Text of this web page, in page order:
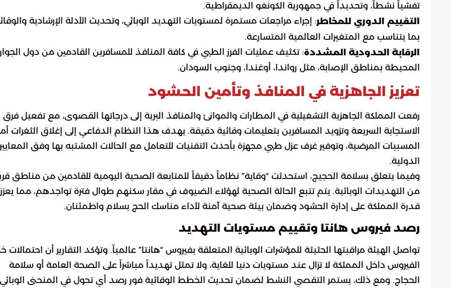
تفشياً نشطاً، وتحديداً في جمهورية الكونغو الديمقراطية.
التقييم الدوري للمخاطر: إجراء مراجعات مستمرة لمستويات التهديد الوبائي، وتحديث الأدلة الإرشادية
بما يتناسب مع المتغيرات العالمية المتسارعة.
الرقابة الحدودية المشددة: تكثيف عمليات الفرز الطبي في كافة المنافذ للمسافرين القادمين من دول الجوار
المحيطة بمناطق الإصابة، مثل رواندا، أوغندا، وجنوب السودان.
تعزيز الجاهزية في المنافذ وتأمين الحشود
رفعت المملكة الجاهزية التشغيلية في المطارات والموانئ والمنافذ البرية إلى درجاتها القصوى، مع تفعيل فرق
الاستجابة السريعة وتزويد المسافرين بتعليمات وقائية دقيقة. يهدف هذا النظام الدفاعي إلى إغلاق الثغرات
المسببات المرضية، وتوفير غرف عزل طبي مجهزة بأحدث التقنيات للتعامل مع الحالات المشتبه بها وفق المعايير
الدولية.
وفيما يتعلق بسلامة الحجيج، استحدثت “وقاية” نظاماً دقيقاً للمتابعة الصحية اليومية للقادمين من مناطق
من التهديدات الوبائية. يتم تتبع الحالة الصحية لهؤلاء الضيوف في مقار سكنهم طوال فترة تواجدهم، مما يعزز
قدرة المملكة على إدارة الحشود وضمان بيئة صحية آمنة لأداء مناسك الحج بسلام واطمئنان.
رصد فيروس هانتا وتقييم مستويات التهديد
تواصل الهيئة مراقبتها الحثيثة للمؤشرات الوبائية المتعلقة بفيروس “هانتا” عالمياً. وتؤكد التقارير أن احتمالات
الفيروس داخل المملكة لا تزال عند مستويات دنيا للغاية، ولا تمثل تهديداً مباشراً على الصحة العامة أو سلامة
الحجاج. ومع ذلك، يستمر التقصي النشط لضمان تحديث الخطط الوقائية فور رصد أي تحول في المنحنى الوبائي